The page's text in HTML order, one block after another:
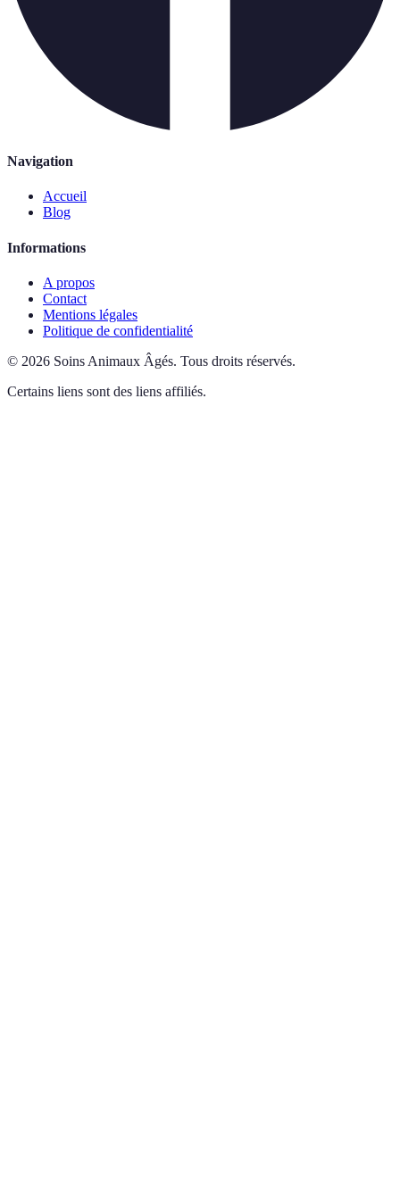
Navigation
Accueil
Blog
Informations
A propos
Contact
Mentions légales
Politique de confidentialité
© 2026 Soins Animaux Âgés. Tous droits réservés.
Certains liens sont des liens affiliés.